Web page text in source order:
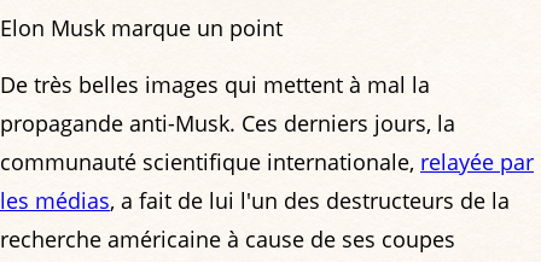
Elon Musk marque un point
De très belles images qui mettent à mal la
propagande anti-Musk. Ces derniers jours, la
communauté scientifique internationale, relayée par
les médias, a fait de lui l'un des destructeurs de la
recherche américaine à cause de ses coupes